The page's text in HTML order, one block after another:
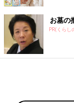
お墓の
PR(くらし